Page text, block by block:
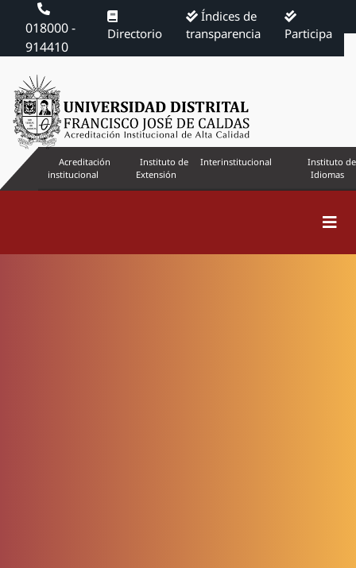
018000 -
914410
Directorio
Índices de
transparencia
Participa
Acreditación
institucional
Instituto de
Extensión
Interinstitucional
Instituto de
Idiomas